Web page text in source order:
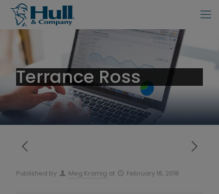
Terrance Ross
Published by Meg Kramig at February 18, 2018